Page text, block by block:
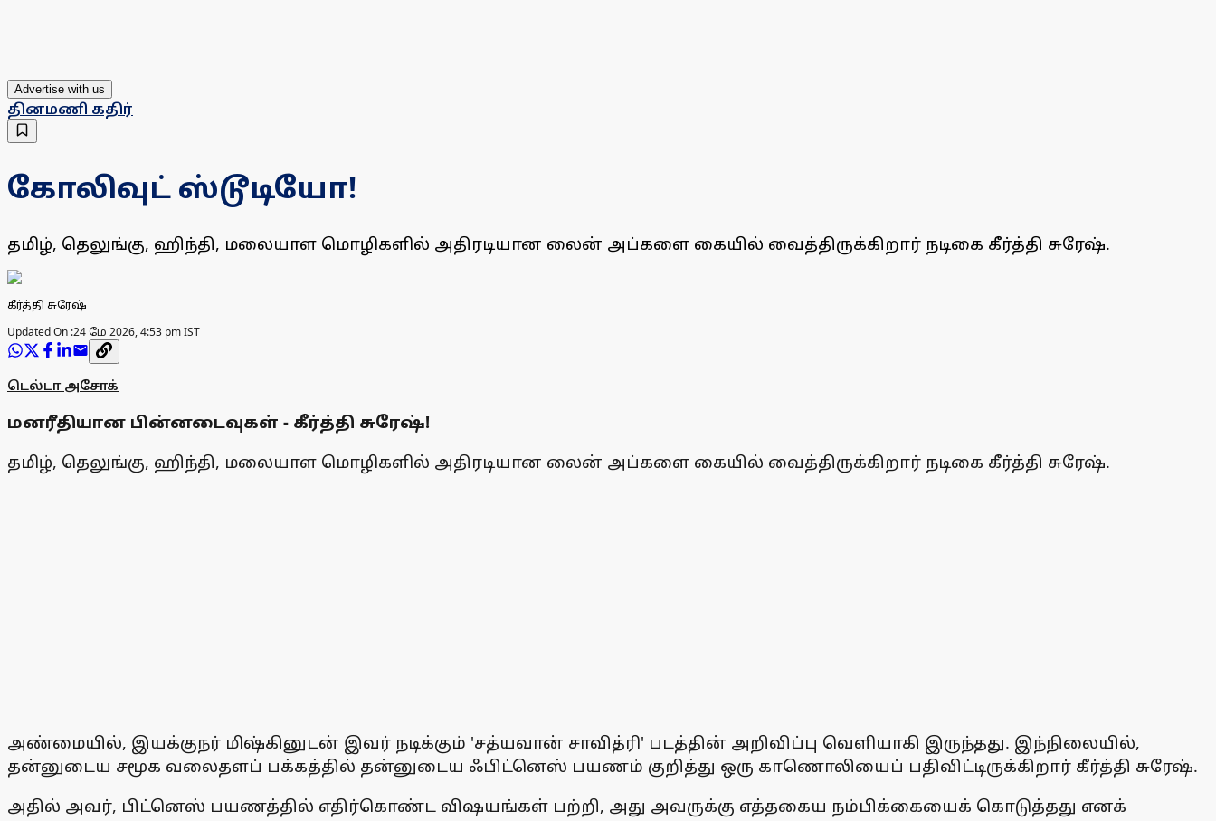
Advertise with us
தினமணி கதிர்
கோலிவுட் ஸ்டூடியோ!
தமிழ், தெலுங்கு, ஹிந்தி, மலையாள மொழிகளில் அதிரடியான லைன் அப்களை கையில் வைத்திருக்கிறார் நடிகை கீர்த்தி சுரேஷ்.
கீர்த்தி சுரேஷ்
Updated On :24 மே 2026, 4:53 pm IST
டெல்டா அசோக்
மனரீதியான பின்னடைவுகள் - கீர்த்தி சுரேஷ்!
தமிழ், தெலுங்கு, ஹிந்தி, மலையாள மொழிகளில் அதிரடியான லைன் அப்களை கையில் வைத்திருக்கிறார் நடிகை கீர்த்தி சுரேஷ்.
அண்மையில், இயக்குநர் மிஷ்கினுடன் இவர் நடிக்கும் 'சத்யவான் சாவித்ரி' படத்தின் அறிவிப்பு வெளியாகி இருந்தது. இந்நிலையில்,
தன்னுடைய சமூக வலைதளப் பக்கத்தில் தன்னுடைய ஃபிட்னெஸ் பயணம் குறித்து ஒரு காணொலியைப் பதிவிட்டிருக்கிறார் கீர்த்தி சுரேஷ்.
அதில் அவர், பிட்னெஸ் பயணத்தில் எதிர்கொண்ட விஷயங்கள் பற்றி, அது அவருக்கு எத்தகைய நம்பிக்கையைக் கொடுத்தது எனக்